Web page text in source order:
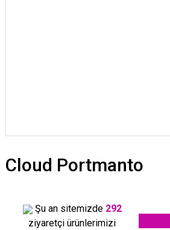
Cloud Portmanto
Şu an sitemizde 292
ziyaretçi ürünlerimizi